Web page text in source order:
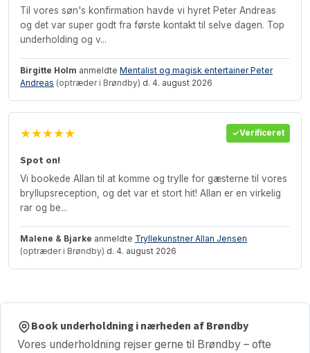
Til vores søn's konfirmation havde vi hyret Peter Andreas
og det var super godt fra første kontakt til selve dagen. Top
underholding og v...
Birgitte Holm anmeldte Mentalist og magisk entertainer Peter
Andreas (optræder i Brøndby) d. 4. august 2026
★★★★★ Verificeret
Spot on!
Vi bookede Allan til at komme og trylle for gæsterne til vores
bryllupsreception, og det var et stort hit! Allan er en virkelig
rar og be...
Malene & Bjarke anmeldte Tryllekunstner Allan Jensen
(optræder i Brøndby) d. 4. august 2026
Book underholdning i nærheden af Brøndby
Vores underholdning rejser gerne til Brøndby – ofte